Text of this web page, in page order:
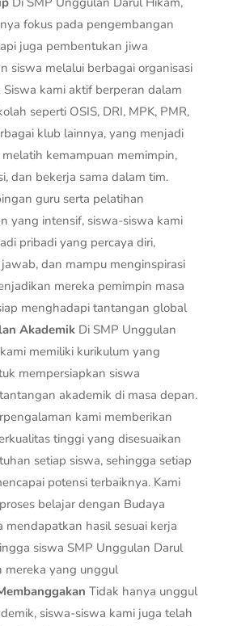
fokus pada pengembangan
juga pembentukan jiwa
siswa melalui berbagai organisasi
kami aktif berperan dalam
seperti OSIS, DRI, MPK, PMR,
klub lainnya, yang menjadi
kemampuan memimpin,
dan bekerja sama dalam tim.
guru serta pelatihan
yang intensif, siswa-siswa kami
pribadi yang percaya diri,
dan mampu menginspirasi
mereka pemimpin masa
menghadapi tantangan global
Akademik Di SMP Unggulan
memiliki kurikulum yang
mempersiapkan siswa
akademik di masa depan.
kami memberikan
tinggi yang disesuaikan
setiap siswa, sehingga setiap
potensi terbaiknya. Kami
belajar dengan Budaya
mendapatkan hasil sesuai kerja
siswa SMP Unggulan Darul
mereka yang unggul
Tidak hanya unggul
siswa-siswa kami juga telah